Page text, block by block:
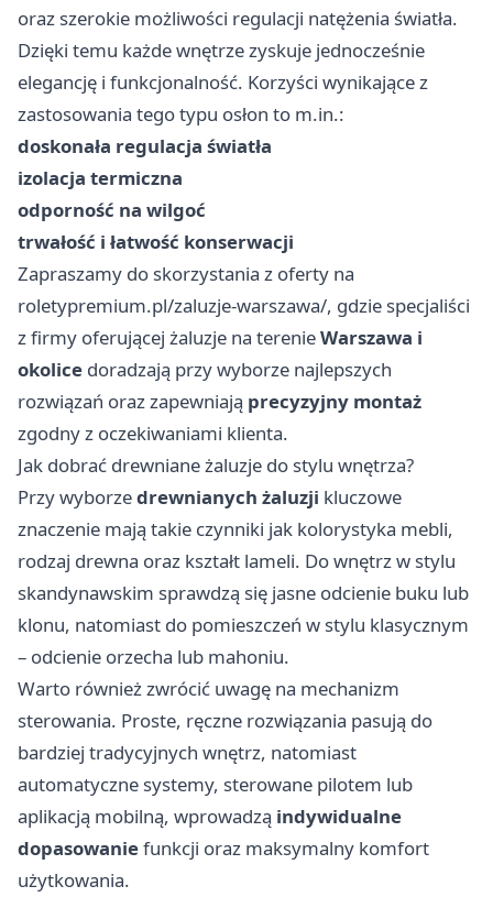
oraz szerokie możliwości regulacji natężenia światła.
Dzięki temu każde wnętrze zyskuje jednocześnie
elegancję i funkcjonalność. Korzyści wynikające z
zastosowania tego typu osłon to m.in.:
doskonała regulacja światła
izolacja termiczna
odporność na wilgoć
trwałość i łatwość konserwacji
Zapraszamy do skorzystania z oferty na
roletypremium.pl/zaluzje-warszawa/, gdzie specjaliści
z firmy oferującej żaluzje na terenieWarszawa i
okolice doradzają przy wyborze najlepszych
rozwiązań oraz zapewniają precyzyjny montaż
zgodny z oczekiwaniami klienta.
Jak dobrać drewniane żaluzje do stylu wnętrza?
Przy wyborzedrewnianych żaluzji kluczowe
znaczenie mają takie czynniki jak kolorystyka mebli,
rodzaj drewna oraz kształt lameli. Do wnętrz w stylu
skandynawskim sprawdzą się jasne odcienie buku lub
klonu, natomiast do pomieszczeń w stylu klasycznym
– odcienie orzecha lub mahoniu.
Warto również zwrócić uwagę na mechanizm
sterowania. Proste, ręczne rozwiązania pasują do
bardziej tradycyjnych wnętrz, natomiast
automatyczne systemy, sterowane pilotem lub
aplikacją mobilną, wprowadzą indywidualne
dopasowaniefunkcji oraz maksymalny komfort
użytkowania.